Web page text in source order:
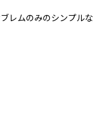
レムのみのシンプルな